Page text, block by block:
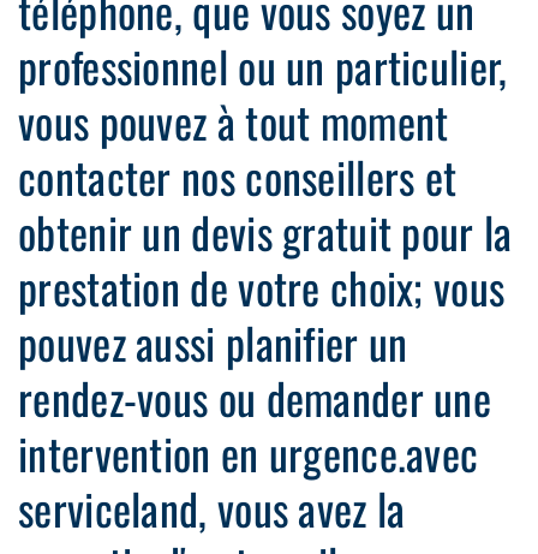
professionnel ou un particulier,
vous pouvez à tout moment
contacter nos conseillers et
obtenir un devis gratuit pour la
prestation de votre choix; vous
pouvez aussi planifier un
rendez-vous ou demander une
intervention en urgence.avec
serviceland, vous avez la